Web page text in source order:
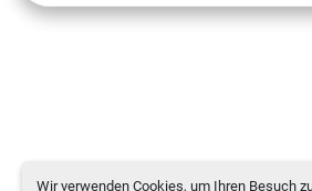
Wir verwenden Cookies, um Ihren Besuch